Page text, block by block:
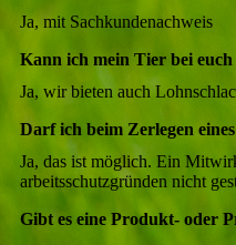
Ja, mit Sachkundenachweis
Kann ich mein Tier bei euch
Ja, wir bieten auch
Darf ich beim Zerlegen
Ja, das ist möglich. Ein
arbeitsschutzgründen nicht
Gibt es eine Produkt- oder